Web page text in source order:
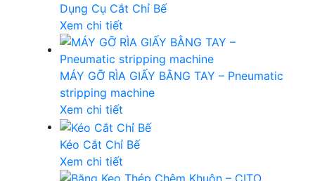
Dụng Cụ Cắt Chỉ Bế
Xem chi tiết
MÁY GỠ RÌA GIẤY BẰNG TAY – Pneumatic
stripping machine
Xem chi tiết
Kéo Cắt Chỉ Bế
Xem chi tiết